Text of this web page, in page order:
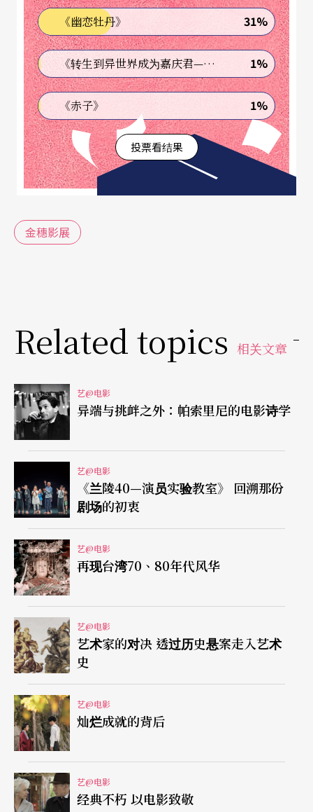
前年以《运行针：曼谷》拿下金穗学生组最佳实验
电影的林羿绮，今年带来《信使—返向漂流与南洋
彼岸》，这个作品延续前年入围台新奖，爬梳家族
历史的《琥珀之梦》，新作以家中保存多年来自印
尼的家书，按照信封上模糊的地址，重新踏上这条
跨岛迁移的移民路径。本片并于二○一八年以影像
文件展的形式入选台北美术奖。
《幽恋牡丹》 31%
《转生到异世界成为嘉庆君—发现我的祖先是诈骗集团!?》 1%
《赤子》 1%
投票看结果
金穗影展
Related topics 相关文章
艺@电影
异端与挑衅之外：帕索里尼的电影诗学
艺@电影
《兰陵40—演员实验教室》 回溯那份
剧场的初衷
艺@电影
再现台湾70、80年代风华
艺@电影
艺术家的对决 透过历史悬案走入艺术
史
艺@电影
灿烂成就的背后
艺@电影
经典不朽 以电影致敬